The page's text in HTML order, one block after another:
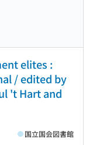
elites :
/ edited by
't Hart and
国立国会図書館